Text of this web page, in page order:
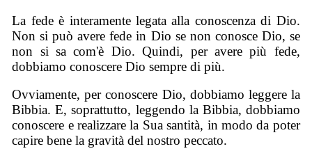
La fede è interamente legata alla conoscenza di Dio.
Non si può avere fede in Dio se non conosce Dio, se
non si sa com'è Dio. Quindi, per avere più fede,
dobbiamo conoscere Dio sempre di più.
Ovviamente, per conoscere Dio, dobbiamo leggere la
Bibbia. E, soprattutto, leggendo la Bibbia, dobbiamo
conoscere e realizzare la Sua santità, in modo da poter
capire bene la gravità del nostro peccato.